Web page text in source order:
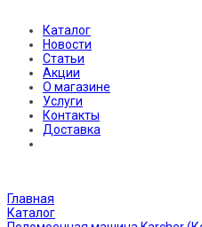
Каталог
Новости
Статьи
Акции
О магазине
Услуги
Контакты
Доставка
Главная
Каталог